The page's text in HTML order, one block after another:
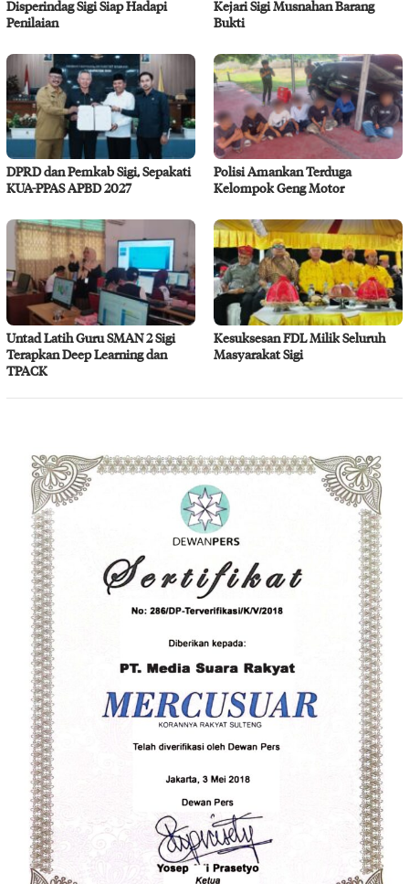
Disperindag Sigi Siap Hadapi
Penilaian
Kejari Sigi Musnahan Barang
Bukti
DPRD dan Pemkab Sigi, Sepakati
KUA-PPAS APBD 2027
Polisi Amankan Terduga
Kelompok Geng Motor
Untad Latih Guru SMAN 2 Sigi
Terapkan Deep Learning dan
TPACK
Kesuksesan FDL Milik Seluruh
Masyarakat Sigi